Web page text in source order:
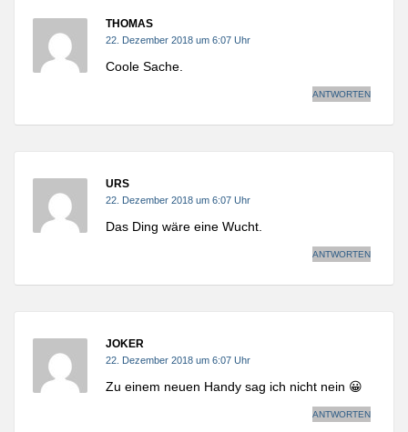
THOMAS
22. Dezember 2018 um 6:07 Uhr
Coole Sache.
ANTWORTEN
URS
22. Dezember 2018 um 6:07 Uhr
Das Ding wäre eine Wucht.
ANTWORTEN
JOKER
22. Dezember 2018 um 6:07 Uhr
Zu einem neuen Handy sag ich nicht nein 😀
ANTWORTEN